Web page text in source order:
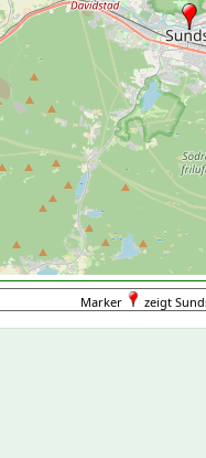
Marker zeigt